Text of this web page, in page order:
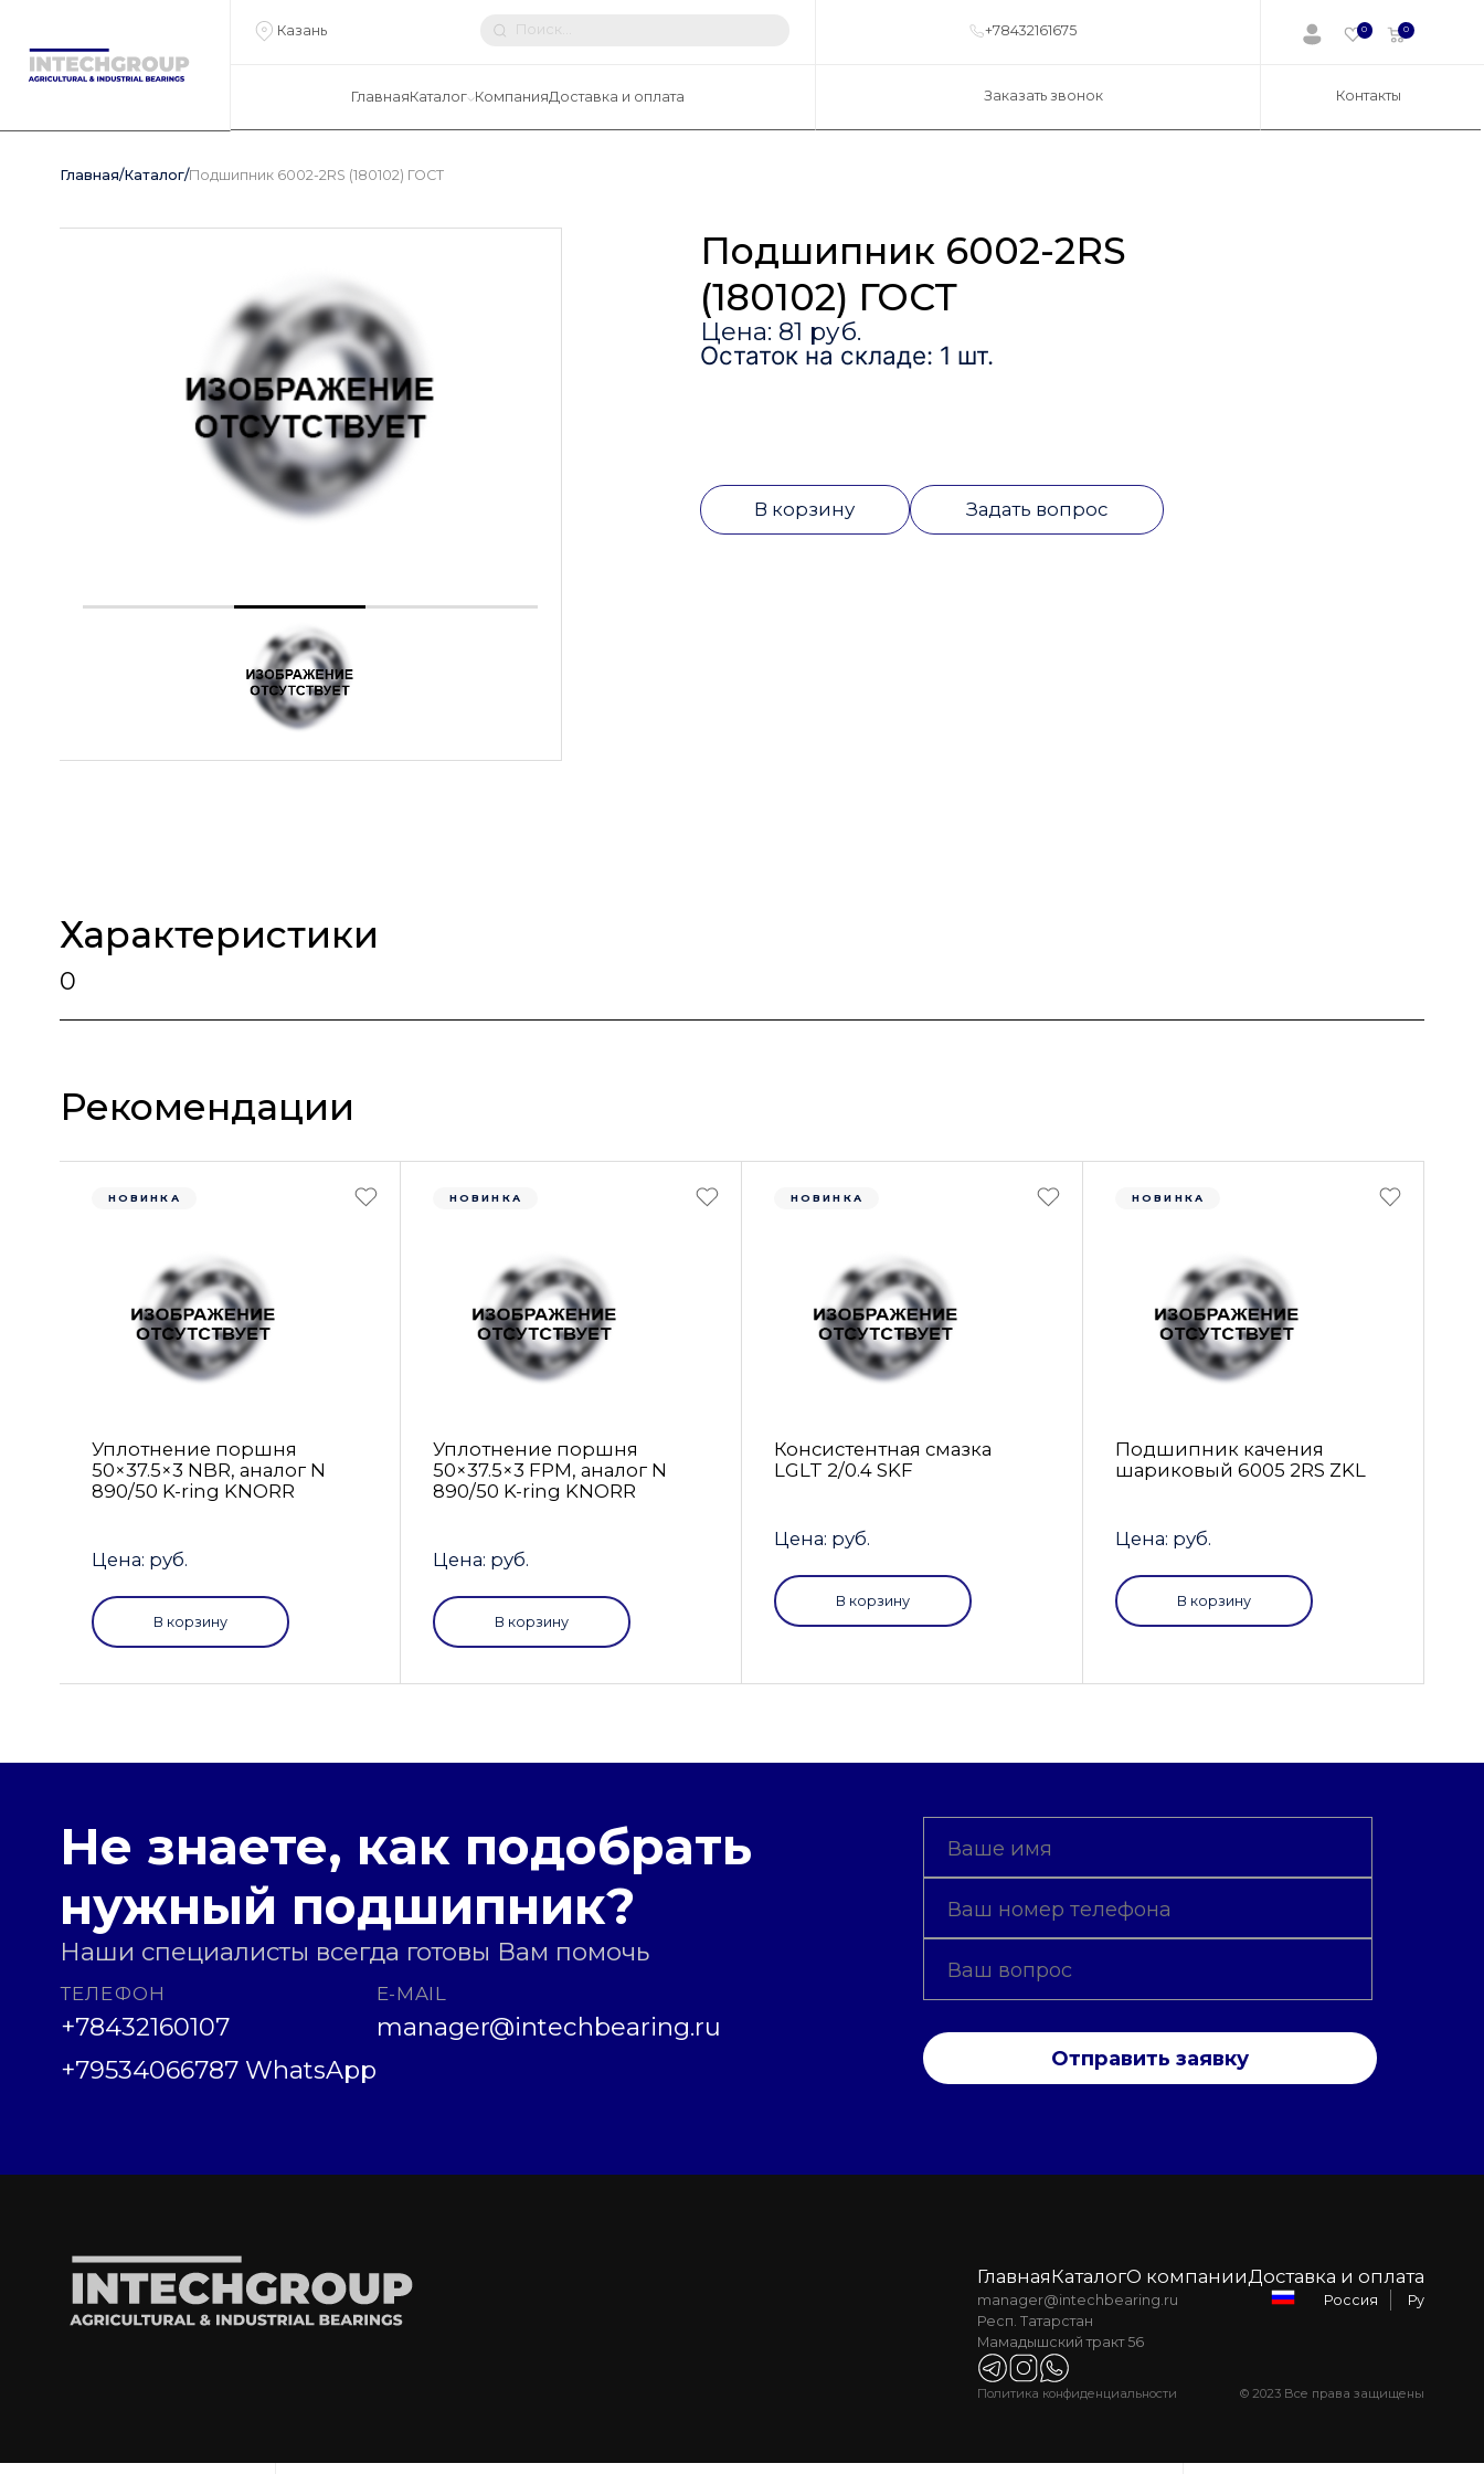
Казань +78432161675 0 0
ГлавнаяКаталог КомпанияДоставка и оплата Заказать звонок Контакты
Главная/Каталог/Подшипник 6002-2RS (180102) ГОСТ
Подшипник 6002-2RS
(180102) ГОСТ
Цена: 81 руб.
Остаток на складе: 1 шт.
В корзину Задать вопрос
Характеристики
0
Рекомендации
НОВИНКА
Уплотнение поршня
50×37.5×3 NBR, аналог N
890/50 K-ring KNORR
Цена: руб.
В корзину
НОВИНКА
Уплотнение поршня
50×37.5×3 FРM, аналог N
890/50 K-ring KNORR
Цена: руб.
В корзину
НОВИНКА
Консистентная смазка
LGLT 2/0.4 SKF
Цена: руб.
В корзину
НОВИНКА
Подшипник качения
шариковый 6005 2RS ZKL
Цена: руб.
В корзину
Не знаете, как подобрать
нужный подшипник?
Наши специалисты всегда готовы Вам помочь
ТЕЛЕФОН
+78432160107
+79534066787 WhatsApp
E-MAIL
manager@intechbearing.ru
Отправить заявку
ГлавнаяКаталогО компанииДоставка и оплата
manager@intechbearing.ru
Респ. Татарстан
Мамадышский тракт 56
Россия Ру
Политика конфиденциальности © 2023 Все права защищены